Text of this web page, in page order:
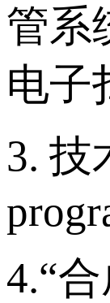
管系
电子
3. 技
4.“